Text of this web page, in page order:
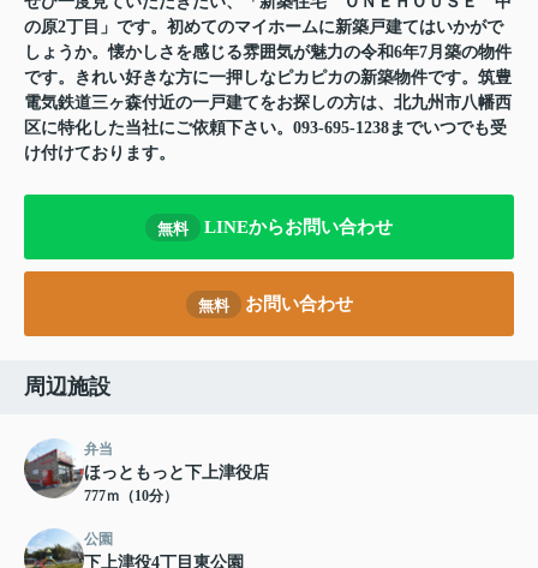
の原2丁目」です。初めてのマイホームに新築戸建てはいかがで
しょうか。懐かしさを感じる雰囲気が魅力の令和6年7月築の物件
です。きれい好きな方に一押しなピカピカの新築物件です。筑豊
電気鉄道三ヶ森付近の一戸建てをお探しの方は、北九州市八幡西
区に特化した当社にご依頼下さい。093-695-1238までいつでも受
け付けております。
無料 LINEからお問い合わせ
無料 お問い合わせ
周辺施設
弁当
ほっともっと下上津役店
777ｍ（10分）
公園
下上津役4丁目東公園